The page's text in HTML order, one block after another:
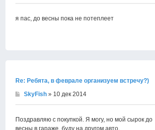
я пас, до весны пока не потеплеет
Re: Ребята, в феврале организуем встречу?)
SkyFish » 10 дек 2014
Поздравляю с покупкой. Я могу, но мой сырок до
весны в гараже, буду на другом авто.